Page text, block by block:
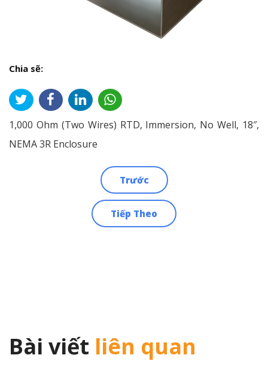
Chia sẽ:
1,000 Ohm (Two Wires) RTD, Immersion, No Well, 18″,
NEMA 3R Enclosure
Trước
Tiếp Theo
Bài viết liên quan